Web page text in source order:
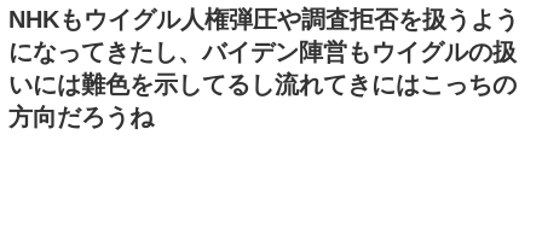
NHKもウイグル人権弾圧や調査拒否を扱うよう
になってきたし、バイデン陣営もウイグルの扱
いには難色を示してるし流れてきにはこっちの
方向だろうね